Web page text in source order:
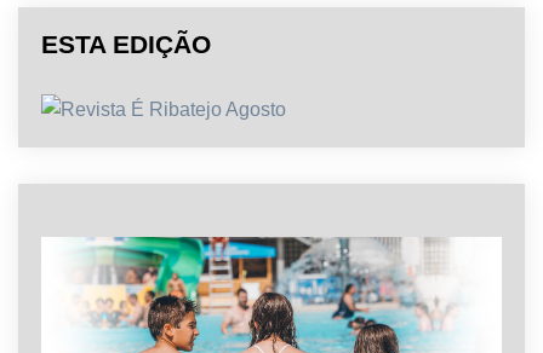
ESTA EDIÇÃO